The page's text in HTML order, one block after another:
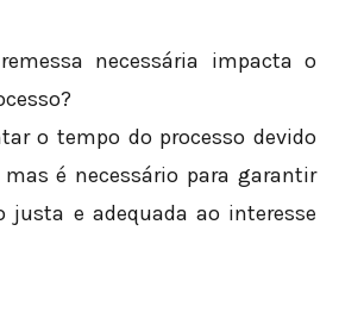
necessária impacta o
o tempo do processo devido
mas é necessário para garantir
justa e adequada ao interesse